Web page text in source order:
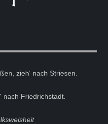
zieh' nach Striesen.
nach Friedrichstadt.